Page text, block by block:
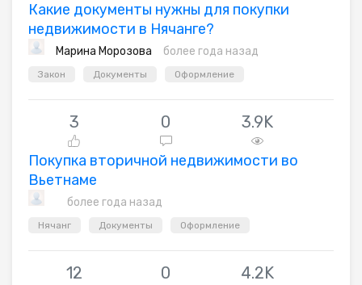
Какие документы нужны для покупки
недвижимости в Нячанге?
Марина Морозова более года назад
Закон Документы Оформление
3 0 3.9K
Покупка вторичной недвижимости во
Вьетнаме
более года назад
Нячанг Документы Оформление
12 0 4.2K